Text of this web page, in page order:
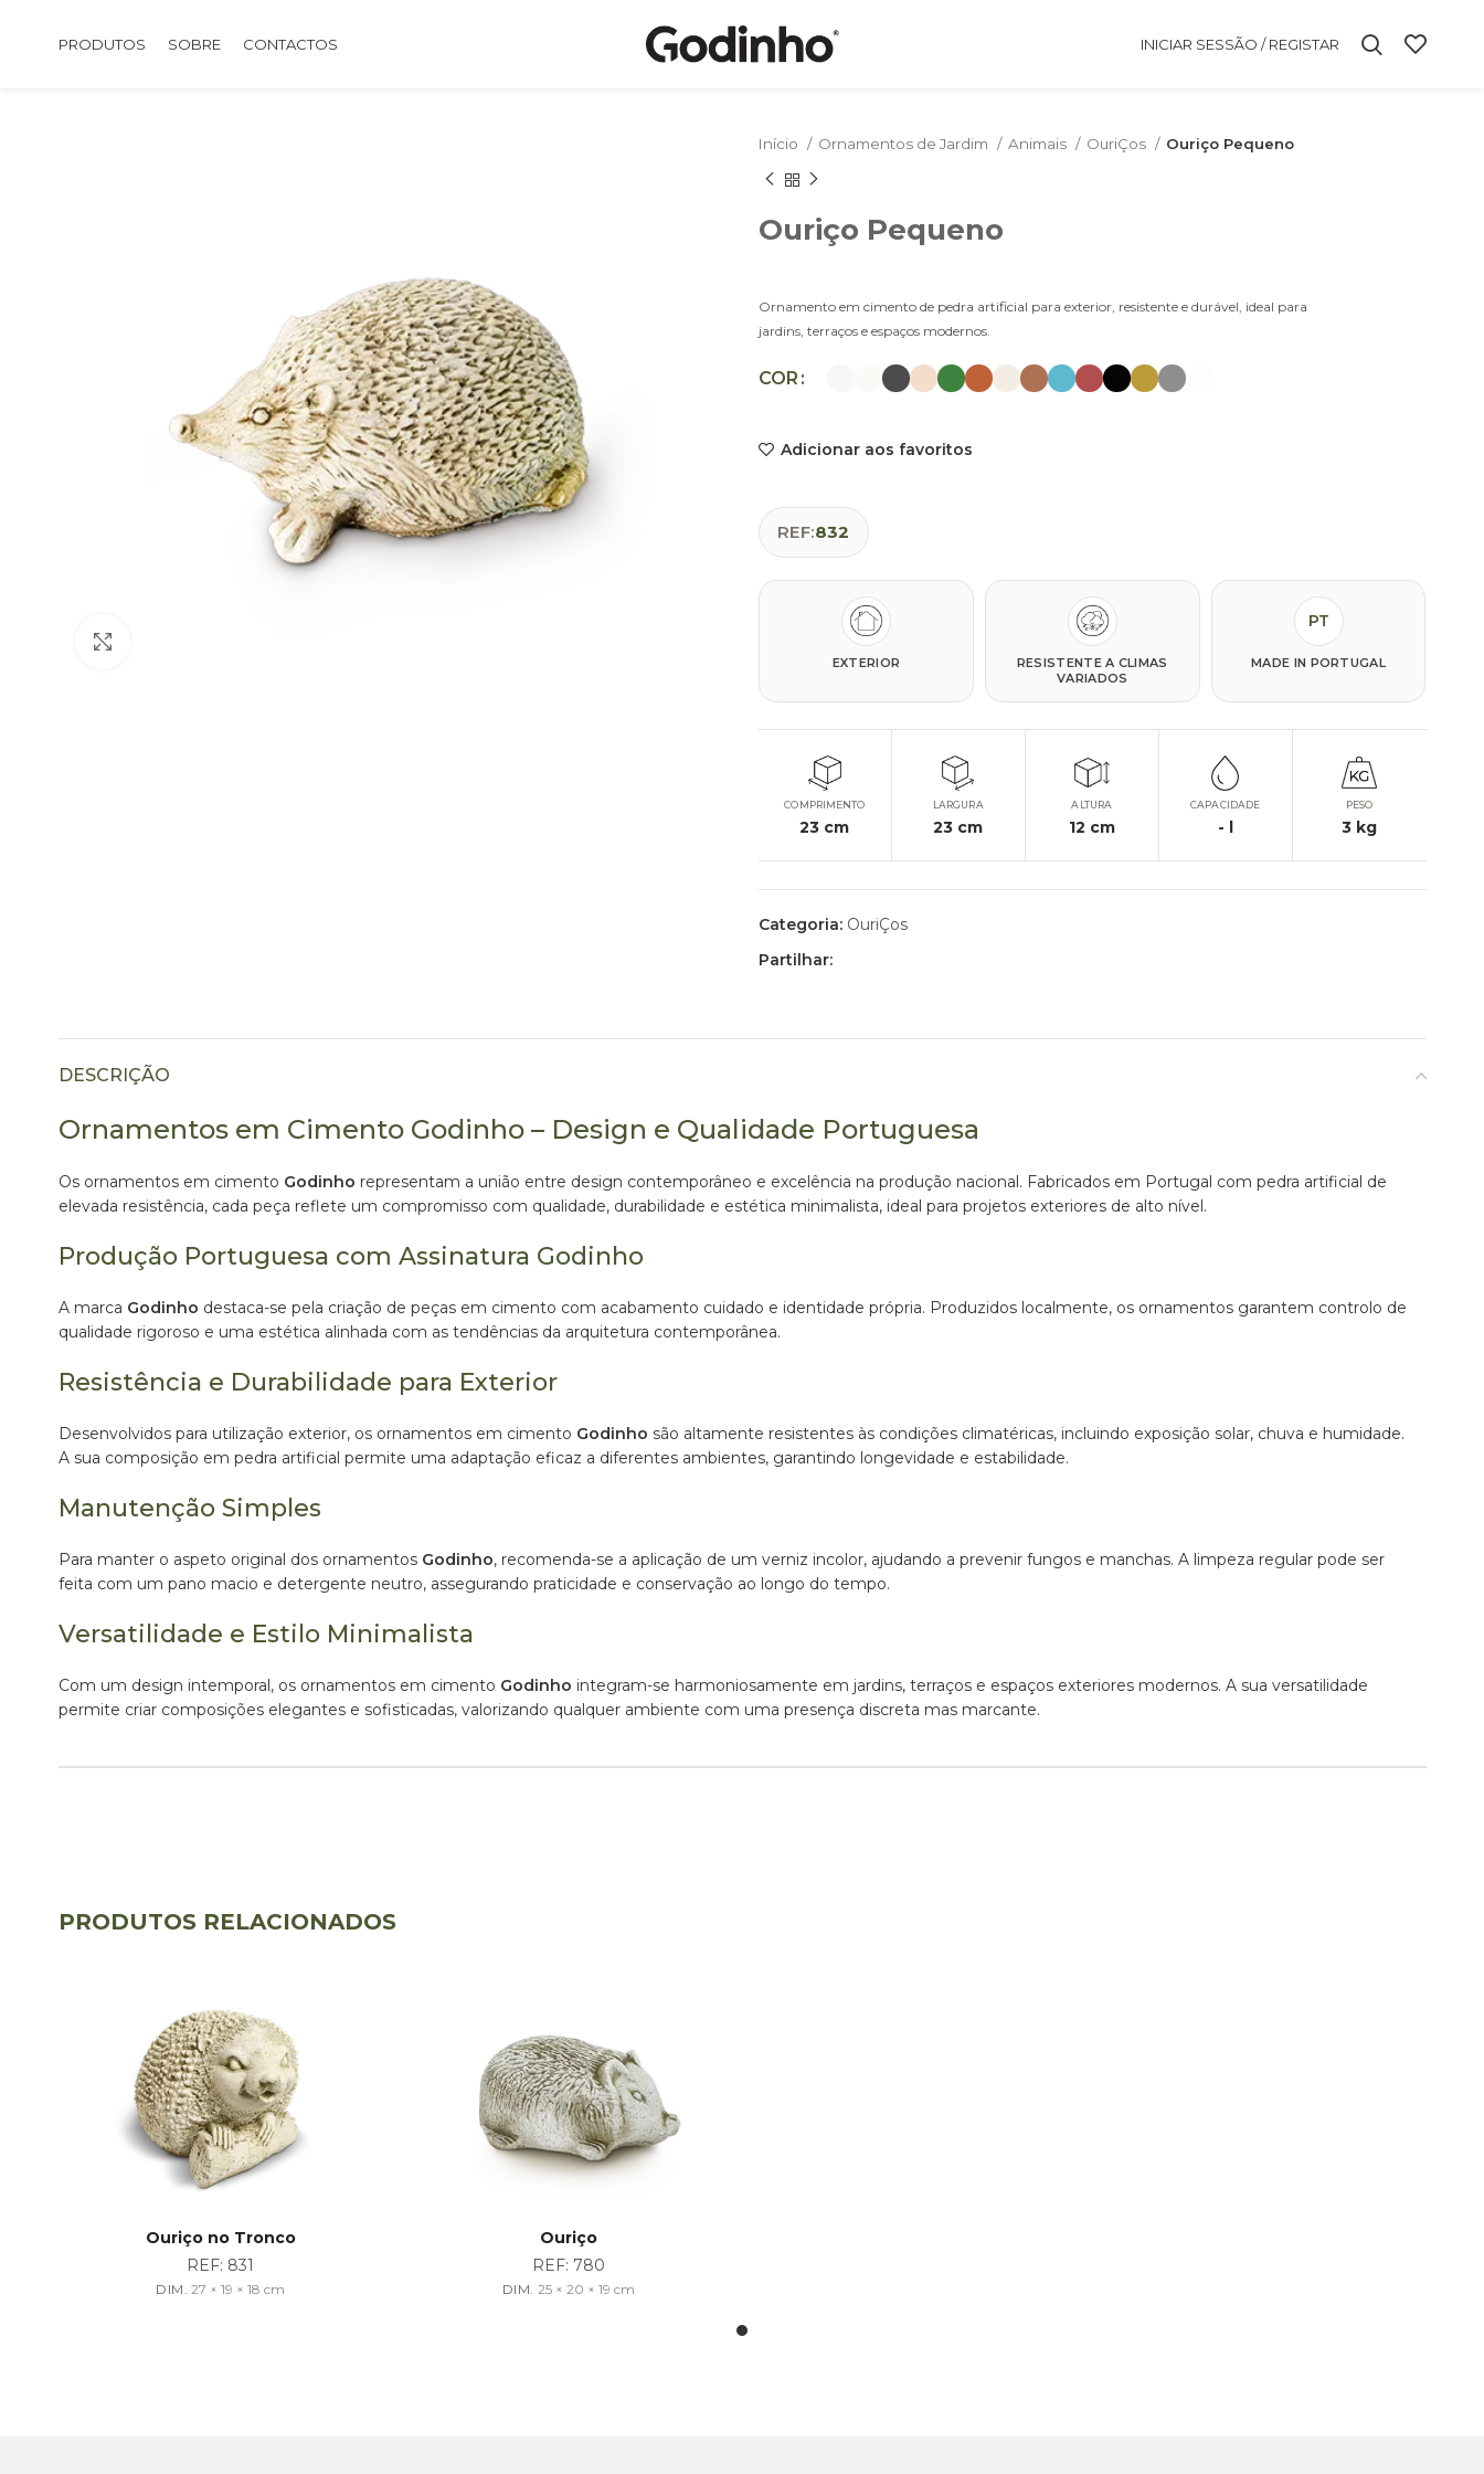
PRODUTOS SOBRE CONTACTOS INICIAR SESSÃO / REGISTAR
Início Ornamentos de Jardim Animais OuriÇos Ouriço Pequeno
Ouriço Pequeno
Ornamento em cimento de pedra artificial para exterior, resistente e durável, ideal para
jardins, terraços e espaços modernos.
COR
Adicionar aos favoritos
REF:832
EXTERIOR
RESISTENTE A CLIMAS
VARIADOS
PT
MADE IN PORTUGAL
COMPRIMENTO
23 cm
LARGURA
23 cm
ALTURA
12 cm
CAPACIDADE
- l
PESO
3 kg
Categoria: OuriÇos
Partilhar:
DESCRIÇÃO
Ornamentos em Cimento Godinho – Design e Qualidade Portuguesa
Os ornamentos em cimento Godinho representam a união entre design contemporâneo e excelência na produção nacional. Fabricados em Portugal com pedra artificial de
elevada resistência, cada peça reflete um compromisso com qualidade, durabilidade e estética minimalista, ideal para projetos exteriores de alto nível.
Produção Portuguesa com Assinatura Godinho
A marca Godinho destaca-se pela criação de peças em cimento com acabamento cuidado e identidade própria. Produzidos localmente, os ornamentos garantem controlo de
qualidade rigoroso e uma estética alinhada com as tendências da arquitetura contemporânea.
Resistência e Durabilidade para Exterior
Desenvolvidos para utilização exterior, os ornamentos em cimento Godinho são altamente resistentes às condições climatéricas, incluindo exposição solar, chuva e humidade.
A sua composição em pedra artificial permite uma adaptação eficaz a diferentes ambientes, garantindo longevidade e estabilidade.
Manutenção Simples
Para manter o aspeto original dos ornamentos Godinho, recomenda-se a aplicação de um verniz incolor, ajudando a prevenir fungos e manchas. A limpeza regular pode ser
feita com um pano macio e detergente neutro, assegurando praticidade e conservação ao longo do tempo.
Versatilidade e Estilo Minimalista
Com um design intemporal, os ornamentos em cimento Godinho integram-se harmoniosamente em jardins, terraços e espaços exteriores modernos. A sua versatilidade
permite criar composições elegantes e sofisticadas, valorizando qualquer ambiente com uma presença discreta mas marcante.
PRODUTOS RELACIONADOS
Ouriço no Tronco
REF: 831
DIM. 27 × 19 × 18cm
Ouriço
REF: 780
DIM. 25 × 20 × 19 cm